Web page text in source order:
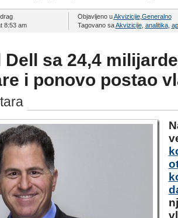
8:53 am
Objavljeno uAkvizicije, Generalno
Tagovano saAkvizicije, analitika,
Dell sa 24,4
i ponovo postao